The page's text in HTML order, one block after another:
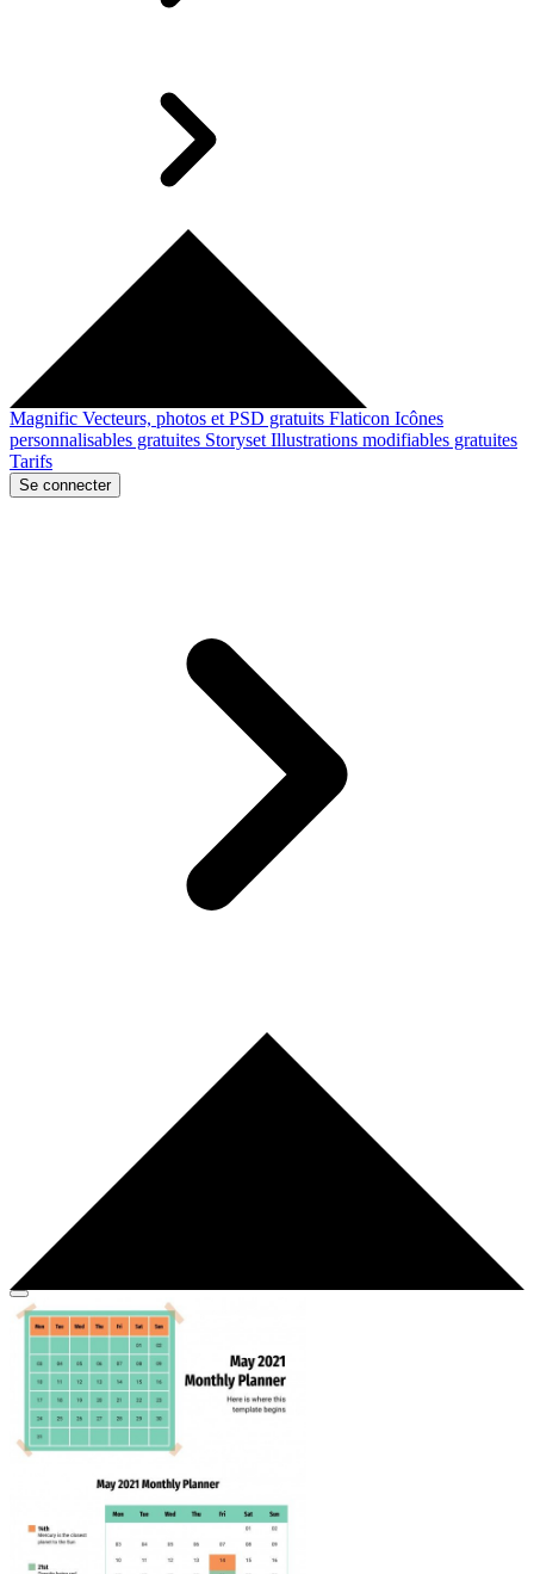
Magnific Vecteurs, photos et PSD gratuits Flaticon Icônes
personnalisables gratuites Storyset Illustrations modifiables gratuites
Tarifs
Se connecter